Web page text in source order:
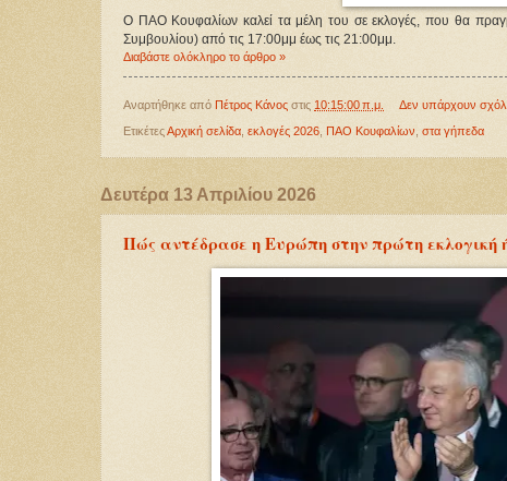
Ο ΠΑΟ Κουφαλίων καλεί τα μέλη του σε εκλογές,που θα
Συμβουλίου) από τις 17:00μμ έως τις 21:00μμ.
Διαβάστε ολόκληρο το άρθρο »
Αναρτήθηκε από Πέτρος Κάνος στις 10:15:00 π.μ. Δεν υπάρχουν
ΕτικέτεςΑρχική σελίδα εκλογές 2026 ΠΑΟ Κουφαλίων στα γήπεδα
Δευτέρα 13 Απριλίου 2026
Πώς αντέδρασε η Ευρώπη στην πρώτη